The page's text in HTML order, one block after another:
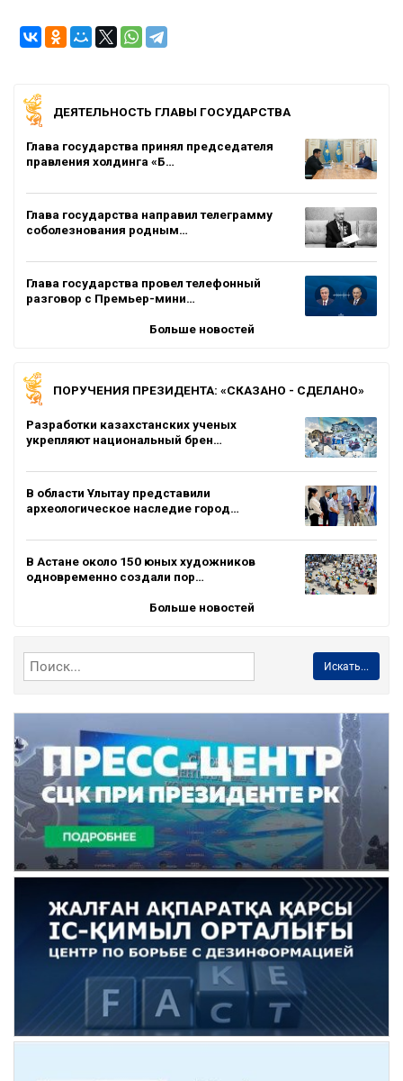
ДЕЯТЕЛЬНОСТЬ ГЛАВЫ ГОСУДАРСТВА
Глава государства принял председателя
правления холдинга «Б…
Глава государства направил телеграмму
соболезнования родным…
Глава государства провел телефонный
разговор с Премьер-мини…
Больше новостей
ПОРУЧЕНИЯ ПРЕЗИДЕНТА: «СКАЗАНО - СДЕЛАНО»
Разработки казахстанских ученых
укрепляют национальный брен…
В области Ұлытау представили
археологическое наследие город…
В Астане около 150 юных художников
одновременно создали пор…
Больше новостей
Искать...